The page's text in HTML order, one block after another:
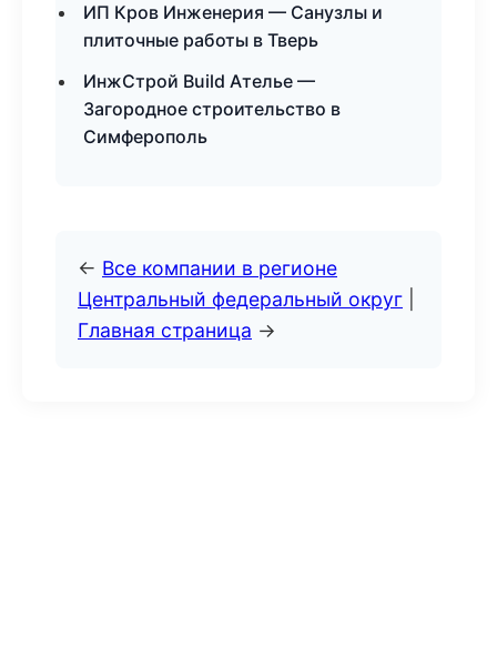
ИП Кров Инженерия — Санузлы и
плиточные работы в Тверь
ИнжСтрой Build Ателье —
Загородное строительство в
Симферополь
← Все компании в регионе
Центральный федеральный округ
Главная страница →